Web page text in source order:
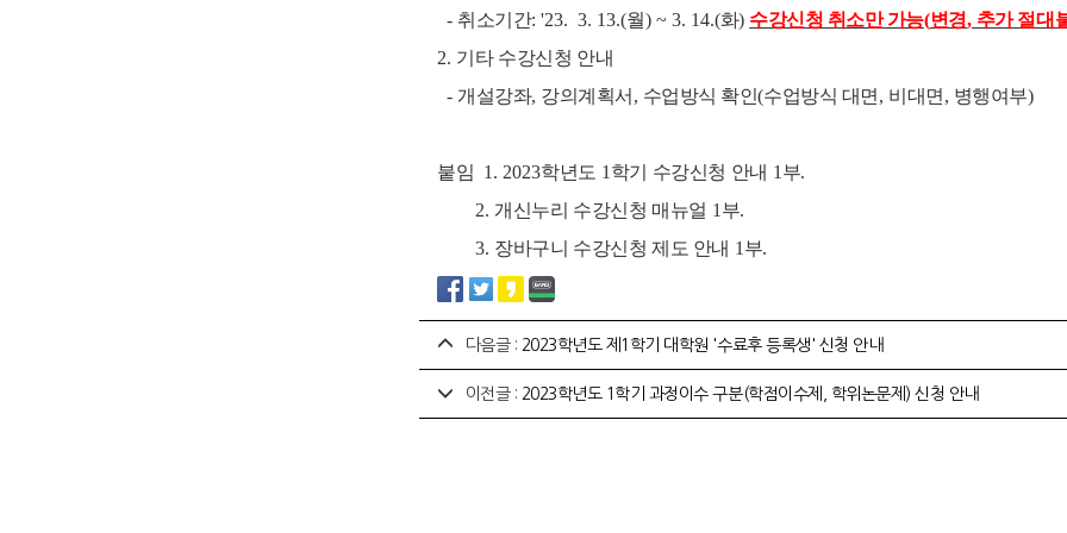
- 취소기간: '23. 3. 13.(월) ~ 3. 14.(화) 수강신청 취소만 가능(변경, 추가 절대
2. 기 타 수강신청 안내
- 개설강좌, 강의계획서 , 수업방식 확인(수업방식 대면 , 비대면 , 병행여부)
붙임 1. 2023학년도 1 학기 수강신청 안내 1 부.
2. 개신누리 수강신청 매뉴얼 1 부.
3. 장바구니 수강신청 제도 안내 1 부.
다음글 : 2023학년도 제1학기 대학원 '수료후 등록생' 신청 안내
이전글 : 2023학년도 1학기 과정이수 구분(학점이수제, 학위논문제) 신청 안내